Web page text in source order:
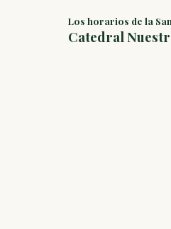
Los horarios de la
Catedral